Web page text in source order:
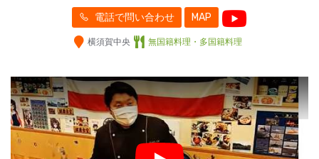
電話で問い合わせ MAP
横須賀中央 無国籍料理・多国籍料理